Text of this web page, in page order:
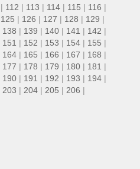
| 112 | 113 | 114 | 115 | 116 |
125 | 126 | 127 | 128 | 129 |
138 | 139 | 140 | 141 | 142 |
151 | 152 | 153 | 154 | 155 |
164 | 165 | 166 | 167 | 168 |
177 | 178 | 179 | 180 | 181 |
190 | 191 | 192 | 193 | 194 |
203 | 204 | 205 | 206 |